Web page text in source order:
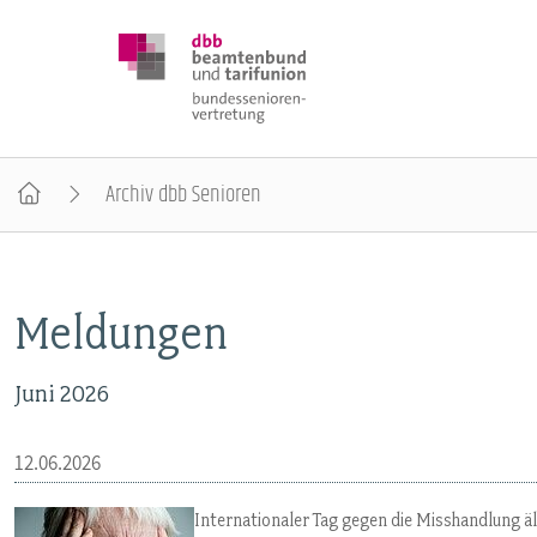
POSITIONEN
PUBLIKATIONEN
Archiv dbb Senioren
Meldungen
Juni 2026
12.06.2026
Internationaler Tag gegen die Misshandlung